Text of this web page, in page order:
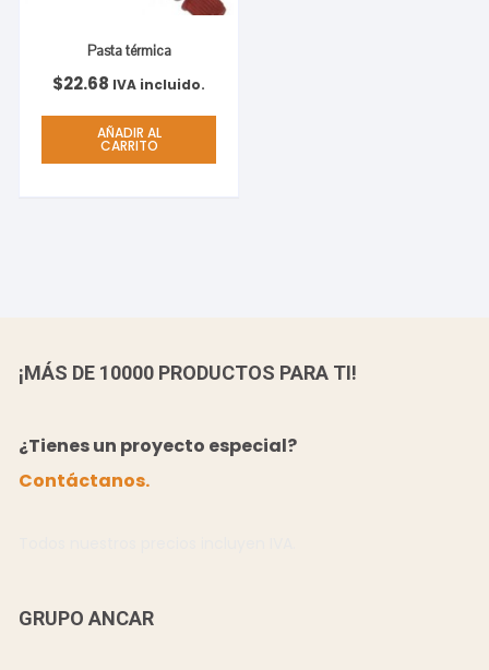
Pasta térmica
$22.68 IVA incluido.
AÑADIR AL
CARRITO
¡MÁS DE 10000 PRODUCTOS PARA TI!
¿Tienes un proyecto especial?
Contáctanos.
GRUPO ANCAR